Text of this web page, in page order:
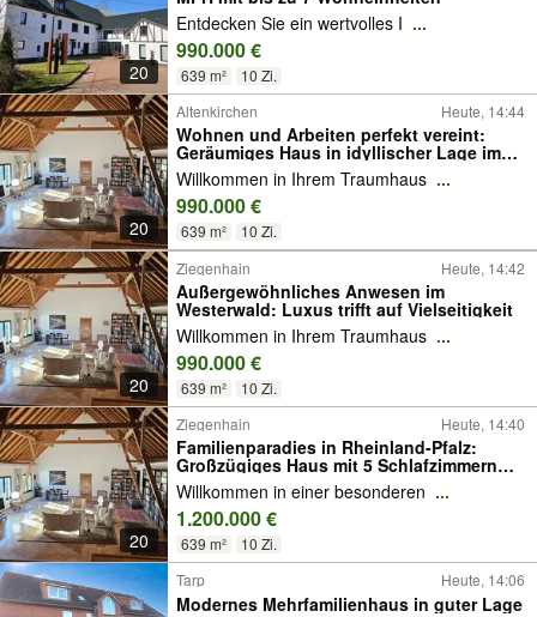
20
Entdecken Sie ein wertvolles I ...
990.000 €
639 m² 10 Zi.
20
Altenkirchen Heute, 14:44
Wohnen und Arbeiten perfekt vereint:
Geräumiges Haus in idyllischer Lage im
Westerwald
Willkommen in Ihrem Traumhaus ...
990.000 €
639 m² 10 Zi.
20
Ziegenhain Heute, 14:42
Außergewöhnliches Anwesen im
Westerwald: Luxus trifft auf Vielseitigkeit
Willkommen in Ihrem Traumhaus ...
990.000 €
639 m² 10 Zi.
20
Ziegenhain Heute, 14:40
Familienparadies in Rheinland-Pfalz:
Großzügiges Haus mit 5 Schlafzimmern
und Garten
Willkommen in einer besonderen ...
1.200.000 €
639 m²
10 Zi.
Tarp
Heute, 14:06
Modernes Mehrfamilienhaus in guter Lage